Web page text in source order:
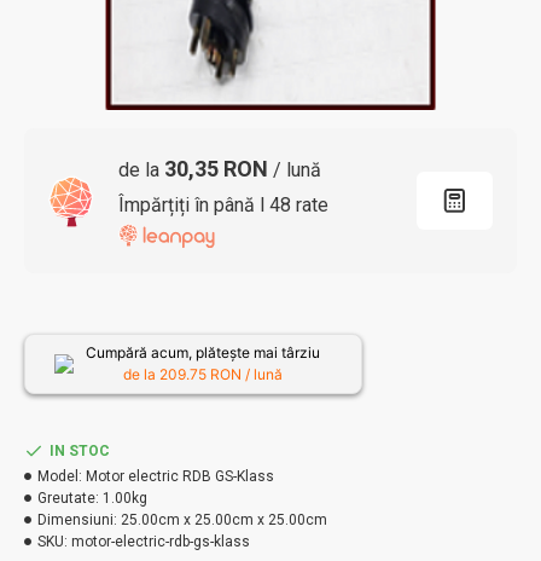
de la 30,35 RON / lună
Împărțiți în până l 48 rate
IN STOC
Model: Motor electric RDB GS-Klass
Greutate: 1.00kg
Dimensiuni: 25.00cm x 25.00cm x 25.00cm
SKU: motor-electric-rdb-gs-klass
Cumpără acum, plătește mai târziu
de la 209.75 RON / lună